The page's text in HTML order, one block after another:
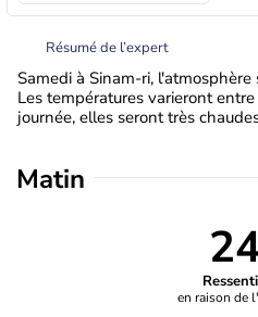
Résumé de l’expert
Samedi à Sinam-ri, l'atmosphère
Les températures varieront
journée, elles seront très
Matin
en raison de